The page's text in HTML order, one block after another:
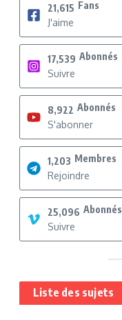
21,615 Fans
J'aime
17,539 Abonnés
Suivre
8,922 Abonnés
S'abonner
1,203 Membres
Rejoindre
25,096 Abonnés
Suivre
Liste des sujets